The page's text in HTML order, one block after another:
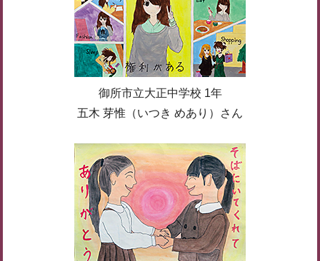
御所市立大正中学校 1年
五木 芽惟（いつき めあり）さん